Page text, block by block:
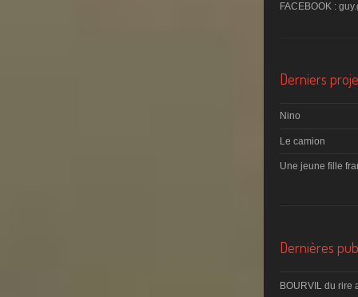
FACEBOOK :
Derniers
Nino
Le camion
Une jeune fille
Dernières
BOURVIL du rire